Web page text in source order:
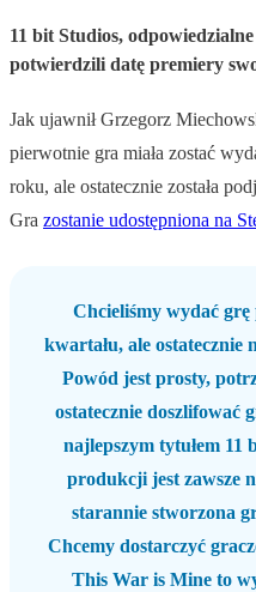
11 bit Studios,
potwierdzili datę premiery
Jak ujawnił Grzegorz
pierwotnie gra miała zostać
roku, ale ostatecznie została
Gra zostanie udostępniona na
Chcieliśmy wydać grę
kwartału, ale ostatecznie
Powód jest prosty,
ostatecznie doszlifować
najlepszym tytułem 11
produkcji jest zawsze
starannie stworzona
Chcemy dostarczyć
This War is Mineto